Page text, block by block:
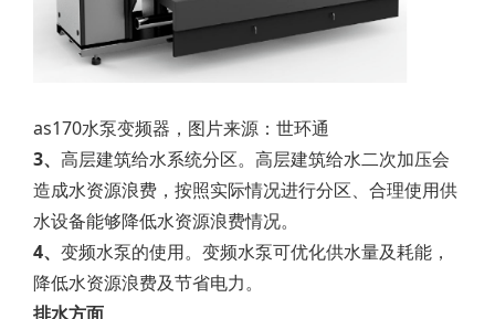
as170水泵变频器，图片来源：世环通
3、 高层建筑给水系统分区。高层建筑给水二次加压会
造成水资源浪费，按照实际情况进行分区、合理使用供
水设备能够降低水资源浪费情况。
4、 变频水泵的使用。变频水泵可优化供水量及耗能，
降低水资源浪费及节省电力。
排水方面